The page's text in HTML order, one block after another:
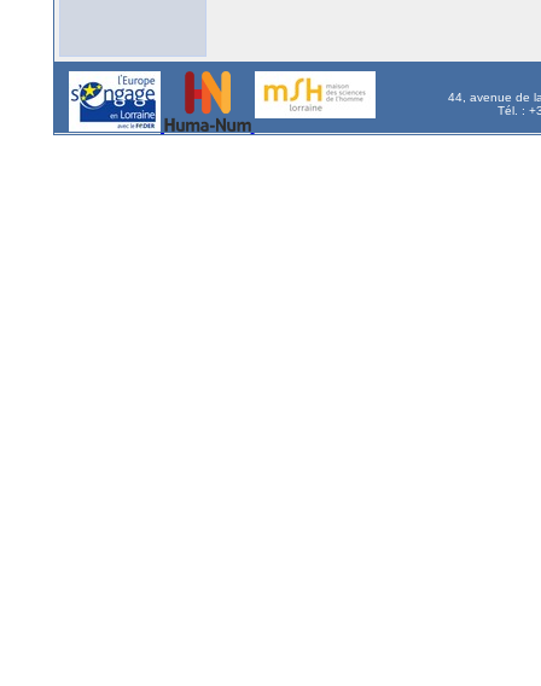
44, avenue de
Tél. :